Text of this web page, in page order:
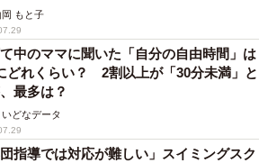
岡 もと子
中のママに聞いた「自分の自由時間」は
どれくらい？ 2割以上が「30分未満」と
最多は？
いどなデータ
団指導では対応が難しい」スイミングスク